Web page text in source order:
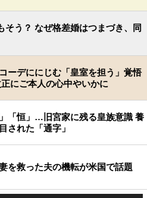
そう？ なぜ格差婚はつまづき、同
ーデににじむ「皇室を担う」覚悟
にご本人の心中やいかに
」「恒」…旧宮家に残る皇族意識 養
された「通字」
を救った夫の機転が米国で話題